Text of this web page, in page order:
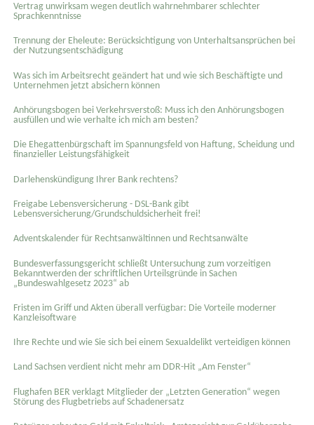
Vertrag unwirksam wegen deutlich wahrnehmbarer schlechter
Sprachkenntnisse
Trennung der Eheleute: Berücksichtigung von Unterhaltsansprüchen bei
der Nutzungsentschädigung
Was sich im Arbeitsrecht geändert hat und wie sich Beschäftigte und
Unternehmen jetzt absichern können
Anhörungsbogen bei Verkehrsverstoß: Muss ich den Anhörungsbogen
ausfüllen und wie verhalte ich mich am besten?
Die Ehegattenbürgschaft im Spannungsfeld von Haftung, Scheidung und
finanzieller Leistungsfähigkeit
Darlehenskündigung Ihrer Bank rechtens?
Freigabe Lebensversicherung - DSL-Bank gibt
Lebensversicherung/Grundschuldsicherheit frei!
Adventskalender für Rechtsanwältinnen und Rechtsanwälte
Bundesverfassungsgericht schließt Untersuchung zum vorzeitigen
Bekanntwerden der schriftlichen Urteilsgründe in Sachen
„Bundeswahlgesetz 2023“ ab
Fristen im Griff und Akten überall verfügbar: Die Vorteile moderner
Kanzleisoftware
Ihre Rechte und wie Sie sich bei einem Sexual­delikt verteidigen können
Land Sachsen verdient nicht mehr am DDR-Hit „Am Fenster“
Flughafen BER verklagt Mitglieder der „Letzten Generation“ wegen
Störung des Flugbetriebs auf Schadenersatz